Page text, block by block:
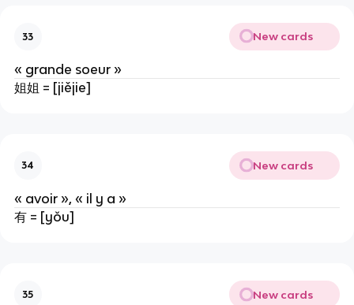
33 New cards
« grande soeur »
姐姐 = [jiějie]
34 New cards
« avoir », « il y a »
有 = [yǒu]
35 New cards